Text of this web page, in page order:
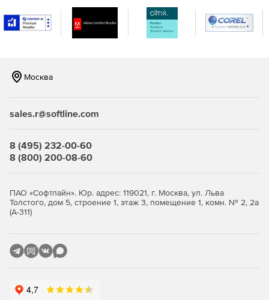
Конструктивные блоки, в которые можно объединять
элементы по любым признакам, обеспечивают
мгновенное фрагментирование, выделение нужных
Выделение всех элементов, лежащих в плоскости
Система документирования, построенная на
Быстрое и легкое графическое ядро позволяет
Уникальный архитектурный препроцессор САПФИР
инструментов таких как: плита, колонна, балка, стена,
дверь, окно, проем, ниша, шахта, ферма, кровля,
Все элементы, создаваемые в ПК САПФИР –
Москва
sales.r@softline.com
8 (495) 232-00-60
8 (800) 200-08-60
ПАО «Софтлайн». Юр. адрес: 119021, г. Москва, ул. Льва
Толстого, дом 5, строение 1, этаж 3, помещение 1, комн. № 2, 2а
(А-311)